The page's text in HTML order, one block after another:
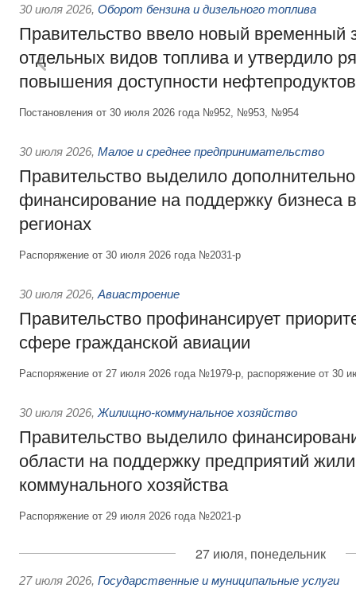
30 июля 2026, Оборот бензина и дизельного топлива
Правительство ввело новый временный
отдельных видов топлива и утвердило
повышения доступности нефтепродуктов
Постановления от 30 июля 2026 года №952, №953, №954
30 июля 2026, Малое и среднее предпринимательство
Правительство выделило
финансирование на поддержку бизнеса
регионах
Распоряжение от 30 июля 2026 года №2031-р
30 июля 2026, Авиастроение
Правительство профинансирует
сфере гражданской авиации
Распоряжение от 27 июля 2026 года №1979-р, распоряжение от 30
30 июля 2026, Жилищно-коммунальное хозяйство
Правительство выделило
области на поддержку предприятий
коммунального хозяйства
Распоряжение от 29 июля 2026 года №2021-р
27 июля, понедельник
27 июля 2026, Государственные и муниципальные услуги